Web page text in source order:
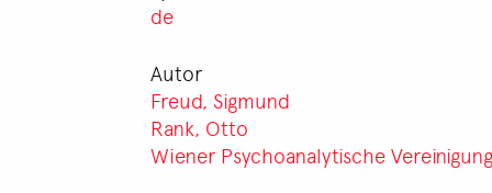
de
Autor
Freud, Sigmund
Rank, Otto
Wiener Psychoanalytische Vereinigung